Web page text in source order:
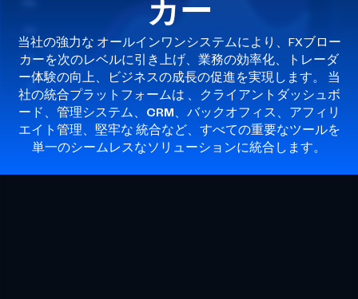
カー
当社の強力な オールインワンシステムにより、FXブロー
カーを次のレベルに引き上げ、業務の効率化、トレーダ
ー体験の向上、ビジネスの成長の促進を実現します。 当
社の統合プラットフォームは 、クライアントダッシュボ
ード、管理システム、CRM、バックオフィス、アフィリ
エイト管理、堅牢な 統合など、すべての重要なツールを
単一のシームレスなソリューションに統合します。